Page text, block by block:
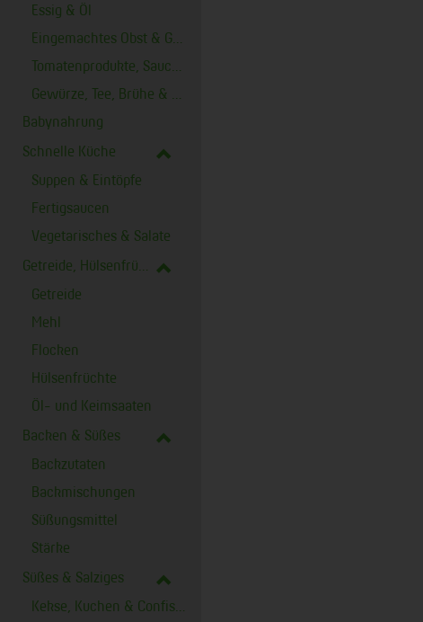
Essig & Öl
Babynahrung
Schnelle Küche
Suppen & Eintöpfe
Fertigsaucen
Vegetarisches & Salate
Getreide, Hülsenfrüchte & Co
Getreide
Mehl
Flocken
Hülsenfrüchte
Öl- und Keimsaaten
Backen & Süßes
Backzutaten
Backmischungen
Süßungsmittel
Stärke
Süßes & Salziges